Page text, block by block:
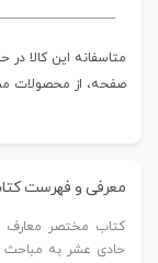
متاسفانه این کالا
صفحه، از محصولات
معرفی و فهرست
کتاب مختصر معارف
حادی عشر به مباحث